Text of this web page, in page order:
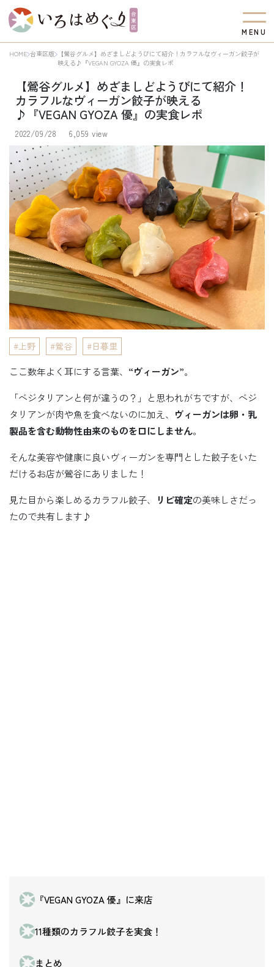
M EN U
HOME 台東区版
【鶯谷グルメ】めざましどようびにて紹介！カラフルなヴィーガン餃子が
映える♪『VEGAN GYOZA 優』の実食レポ
【鶯谷グルメ】めざましどようびにて紹介！
カラフルなヴィーガン餃子が映える
♪『VEGAN GYOZA 優』の実食レポ
2022/09/28 6,059 view
上野 鶯谷 日暮里
ここ数年よく耳にする言葉、 “ヴィーガン”。
「ベジタリアンと何が違うの？」と思われがちですが、ベジ
タリアンが肉や魚を食べないのに加え、 ヴィーガンは卵・乳
製品を含む動物性由来のものを口にしません。
そんな美容や健康に良いヴィーガンを専門とした餃子をいた
だけるお店が鶯谷にありました！
見た目から楽しめるカラフル餃子、 リピ確定の美味しさだっ
たので共有します♪
『VEGAN GYOZA 優』に来店
11種類のカラフル餃子を実食！
まとめ